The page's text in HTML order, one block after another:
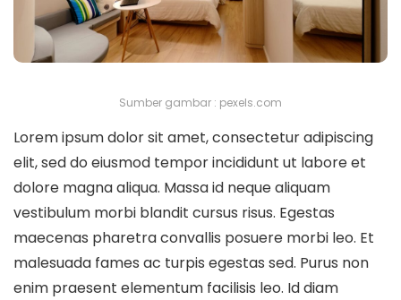
Sumber gambar : pexels.com
Lorem ipsum dolor sit amet, consectetur adipiscing
elit, sed do eiusmod tempor incididunt ut labore et
dolore magna aliqua. Massa id neque aliquam
vestibulum morbi blandit cursus risus. Egestas
maecenas pharetra convallis posuere morbi leo. Et
malesuada fames ac turpis egestas sed. Purus non
enim praesent elementum facilisis leo. Id diam